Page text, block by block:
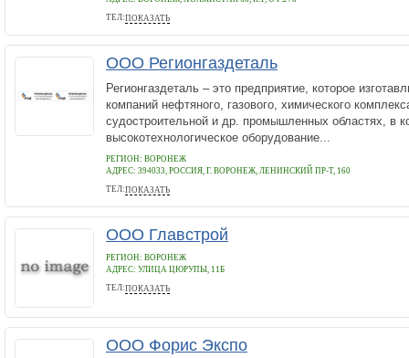
ТЕЛ:ПОКАЗАТЬ
7 (473) 229-52-69
ООО Регионгаздеталь
Регионгаздеталь – это предприятие, которое
компаний нефтяного, газового, химического
судостроительной и др. промышленных областях, в
высокотехнологическое оборудование...
РЕГИОН: ВОРОНЕЖ
АДРЕС: 394033, РОССИЯ, Г. ВОРОНЕЖ, ЛЕНИНСКИЙ ПР-Т, 160
ТЕЛ:ПОКАЗАТЬ
+7 (473) 223-32-80,260-60-39,258-38-71
ООО Главстрой
РЕГИОН: ВОРОНЕЖ
АДРЕС: УЛИЦА ЦЮРУПЫ, 11Б
ТЕЛ:ПОКАЗАТЬ
+7 (960) 119-11-04
ООО Форис Экспо